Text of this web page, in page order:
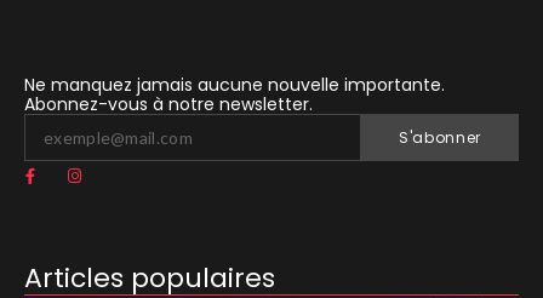
Ne manquez jamais aucune nouvelle importante.
Abonnez-vous à notre newsletter.
S'abonner
Articles populaires